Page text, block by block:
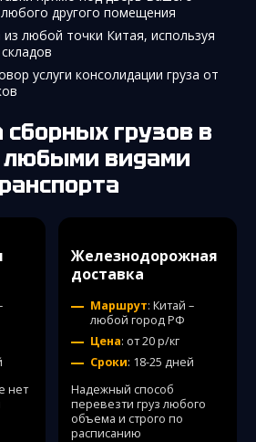
другого помещения
из любой точки Китая, используя
услуги консолидации груза от
любыми видами
нет
Железнодорожная
доставка
Маршрут: Китай –
любой город РФ
Цена: от 20 р/кг
Сроки: 18-25 дней
Надежный способ
перевезти груз любого
объема и строго по
расписанию